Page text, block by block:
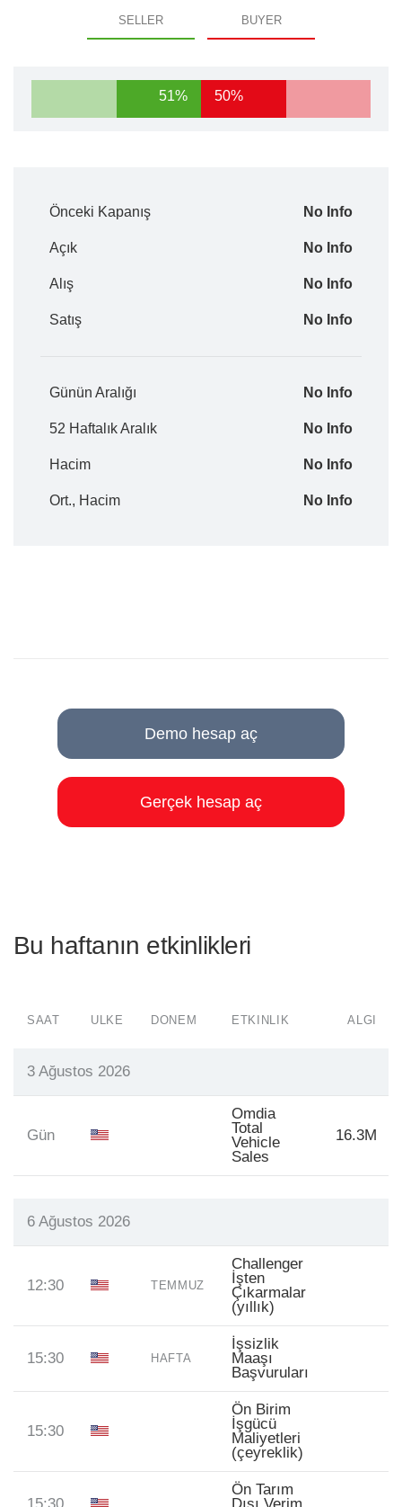
SELLER BUYER
51% 50%
Önceki Kapanış No Info
Açık No Info
Alış No Info
Satış No Info
Günün Aralığı No Info
52 Haftalık Aralık No Info
Hacim No Info
Ort., Hacim No Info
Demo hesap aç
Gerçek hesap aç
Bu haftanın etkinlikleri
SAAT ÜLKE DÖNEM ETKINLIK ALGI
3 Ağustos 2026
Gün
Omdia
Total
Vehicle
Sales
16.3M
6 Ağustos 2026
12:30 TEMMUZ
Challenger
İşten
Çıkarmalar
(yıllık)
15:30 HAFTA
İşsizlik
Maaşı
Başvuruları
15:30
Ön Birim
İşgücü
Maliyetleri
(çeyreklik)
Ön Tarım